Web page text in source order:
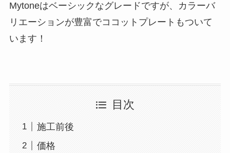
Mytoneはベーシックなグレードですが、カラーバ
リエーションが豊富でココットプレートもついて
います！
目次
施工前後
価格